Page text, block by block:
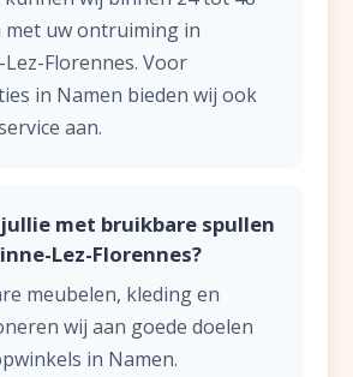
uw ontruiming in
Florennes. Voor
in Namen bieden wij ook
aan.
met bruikbare spullen
Lez-Florennes?
meubelen, kleding en
wij aan goede doelen
in Namen.